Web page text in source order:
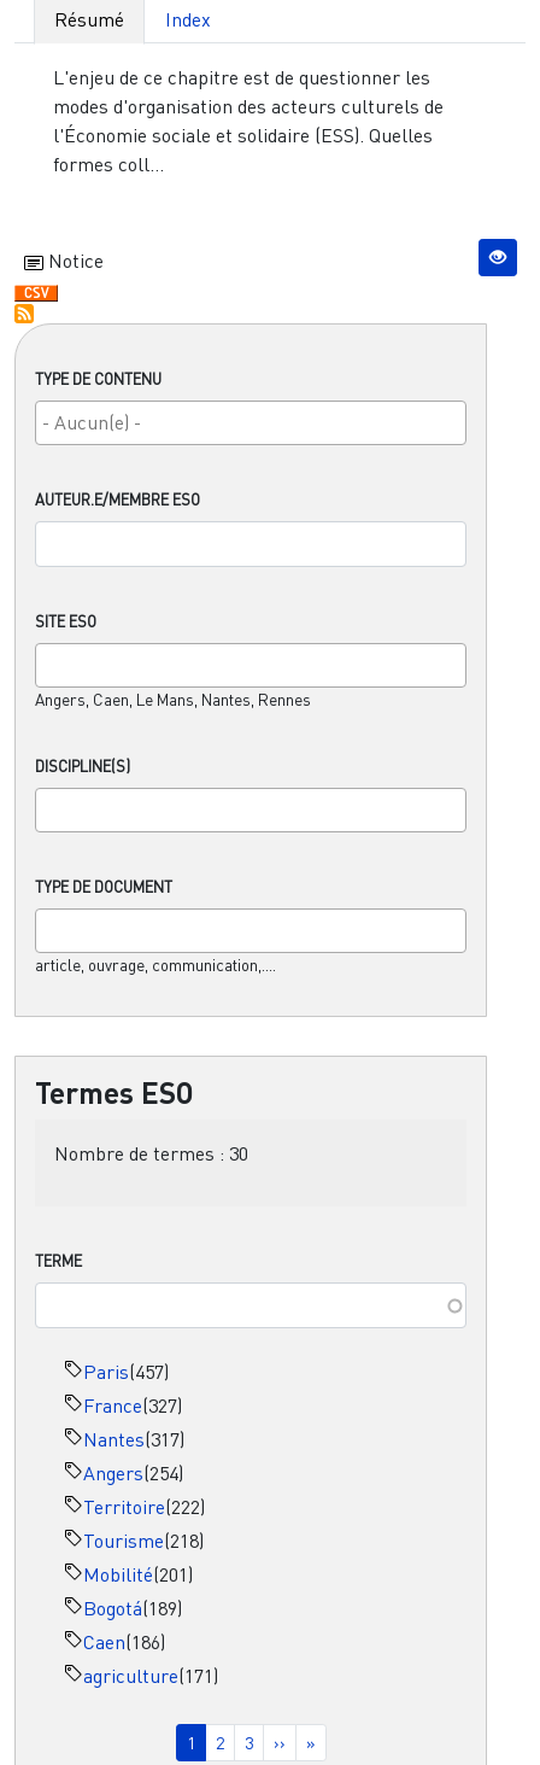
TYPE DE CONTENU
AUTEUR.E/MEMBRE ESO
SITE ESO
Angers, Caen, Le Mans, Nantes, Rennes
DISCIPLINE(S)
TYPE DE DOCUMENT
article, ouvrage, communication,....
Termes ESO
Nombre de termes : 30
TERME
Paris(457)
France(327)
Nantes(317)
Angers(254)
Territoire(222)
Tourisme(218)
Mobilité(201)
Bogotá(189)
Caen(186)
agriculture(171)
Page courante
1 Page
2 Page
3 Page suivante
›› Dernière page
»
Résumé Index
L'enjeu de ce chapitre est de questionner les
modes d'organisation des acteurs culturels de
l'Économie sociale et solidaire (ESS). Quelles
formes coll...
Notice